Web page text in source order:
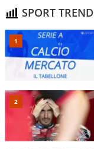
SPORT TREND